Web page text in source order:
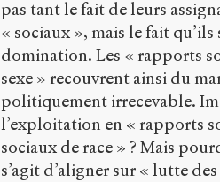
pas tant le fait de leurs
« sociaux », mais le fait
domination. Les « rapports
sexe » recouvrent ainsi du
politiquement irrecevable.
l’exploitation en « rapports
sociaux de race » ? Mais
s’agit d’aligner sur « lutte